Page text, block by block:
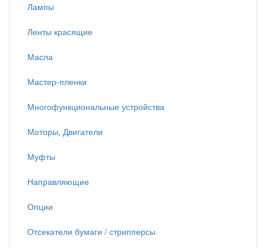
Лампы
Ленты красящие
Масла
Мастер-пленки
Многофункциональные устройства
Моторы, Двигатели
Муфты
Направляющие
Опции
Отсекатели бумаги / стрипперсы